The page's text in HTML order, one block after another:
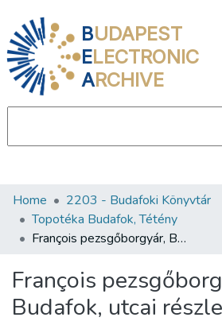
BUDAPEST
ELECTRONIC
ARCHIVE
Communities & Collections
All of DSpace
About us
Home
2203 - Budafoki Könyvtár
Topotéka Budafok, Tétény
François pezsgőborgyár, Budafok, utcai részlet
François
Budafok, utcai